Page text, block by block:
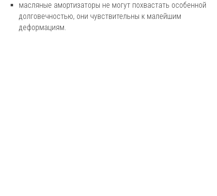
масляные амортизаторы не могут похвастать особенной
долговечностью, они чувствительны к малейшим
деформациям.